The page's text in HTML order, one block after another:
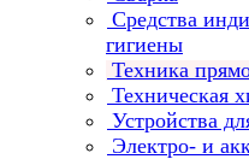
Средства
гигиены
Техника
Техническая
Устройства
Электро- и